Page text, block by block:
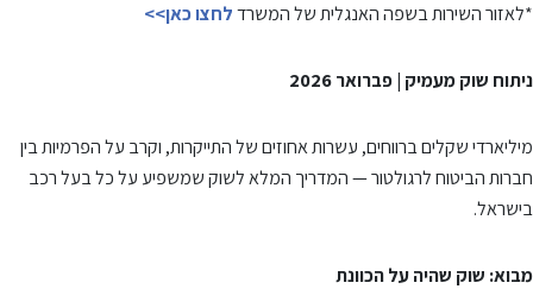
*לאזור השירות בשפה האנגלית של המשרדלחצו כאן>>
ניתוח שוק מעמיק | פברואר 2026
מיליארדי שקלים ברווחים, עשרות אחוזים של התייקרות, וקרב על הפרמיות בין
חברות הביטוח לרגולטור — המדריך המלא לשוק שמשפיע על כל בעל רכב
בישראל.
מבוא: שוק שהיה על הכוונת